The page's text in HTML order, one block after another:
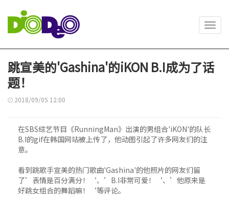
跳宣美的'Gashina'的iKON B.I成为了话
题！
2018/09/05 12:00
在SBS综艺节目《RunningMan》出演的男组合'iKON'的队长
B.I的gif在韩国网站被上传了，他动图引起了许多网友们的注
意。
看到跳歌手宣美的热门歌曲'Gashina'的他照片的网友们留
了’表情是百分满分！‘、’B.I非常可爱！‘、’他原来是
好跳女组合的舞蹈嘛！‘等评论。